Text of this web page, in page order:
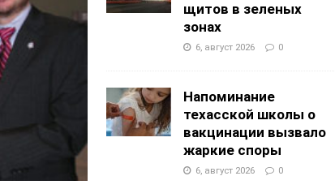
щитов в зеленых
зонах
6, август 2026 0
Напоминание
техасской школы о
вакцинации вызвало
жаркие споры
6, август 2026 0